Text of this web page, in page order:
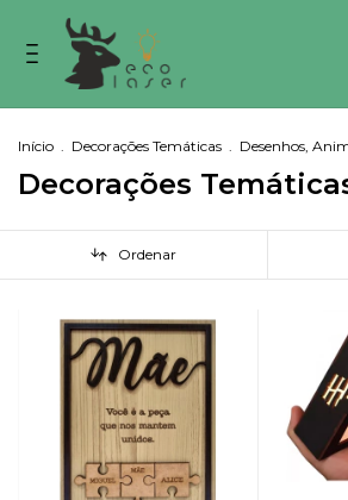
Início . Decorações Temáticas . Desenhos,
Decorações
Ordenar